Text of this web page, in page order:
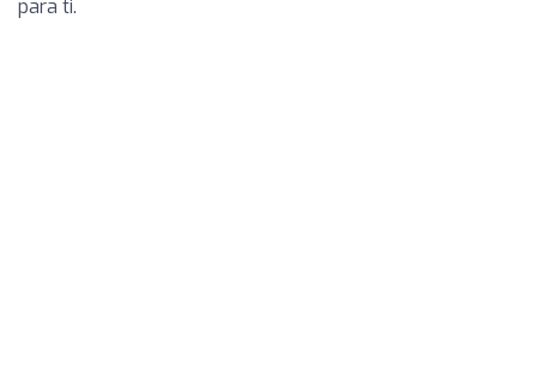
para ti.